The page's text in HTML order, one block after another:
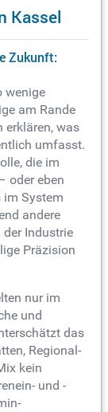
Kassel
Zukunft:
wenige
am Rande
erklären, was
umfasst.
die im
oder eben
im System
andere
der Industrie
Präzision
nur im
und
das
Regional-
kein
und -